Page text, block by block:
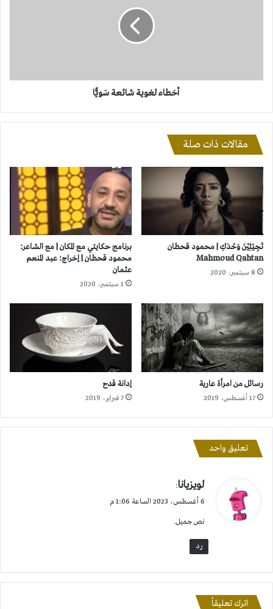
أخطاء لغوية شائعة سَويًّا
مقالات ذات صلة
تَجِيْئِيْنَ وَحْدَكِ | محمود قحطان
Mahmoud Qahtan
8 سبتمبر، 2020
برنامج حكايتي مع المكان | مع الشاعر:
محمود قحطان | إخراج: عبد المنعم
عثمان
1 سبتمبر، 2020
رسائل من امرأة عارية
17 أغسطس، 2019
إدانة قدح
7 فبراير، 2019
تعليق واحد
ي
ل
لويزيانا:
6 أغسطس، 2023 الساعة 1:06 م
نص جميل.
رد
اترك تعليقاً